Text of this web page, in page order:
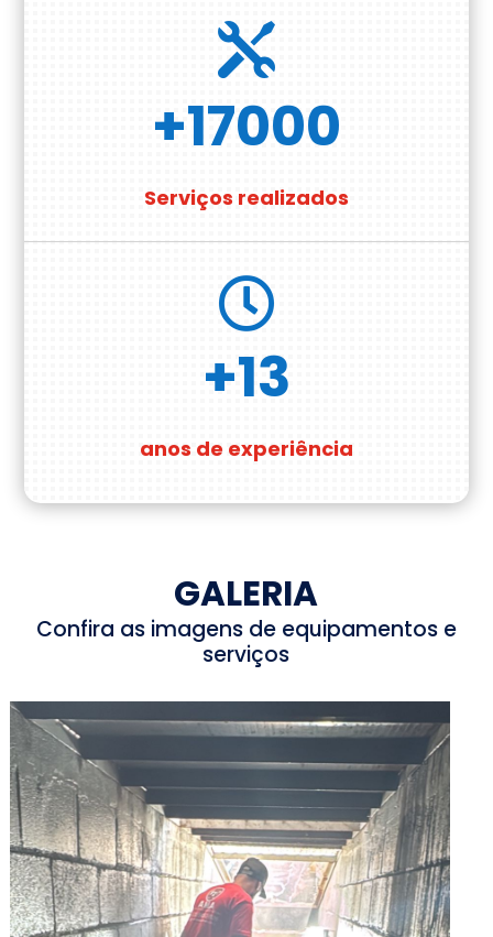

+17000
Serviços realizados

+13
anos de experiência
GALERIA
Confira as imagens de equipamentos e
serviços